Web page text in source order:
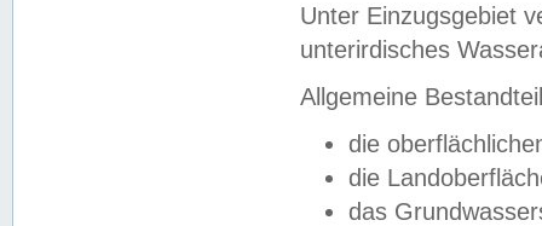
Unter Einzugsgebiet
unterirdisches
Allgemeine
die
die
das